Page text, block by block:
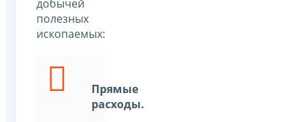
добычей
полезных
ископаемых:
Прямые
расходы.